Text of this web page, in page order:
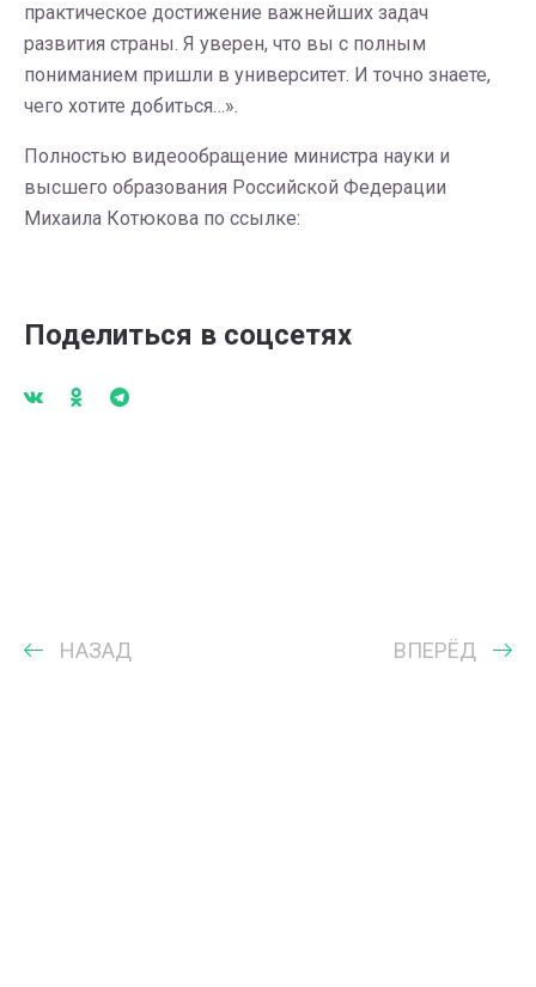
практическое достижение важнейших задач
развития страны. Я уверен, что вы с полным
пониманием пришли в университет. И точно знаете,
чего хотите добиться…».
Полностью видеообращение министра науки и
высшего образования Российской Федерации
Михаила Котюкова по ссылке:
Поделиться в соцсетях
НАЗАД ВПЕРЁД